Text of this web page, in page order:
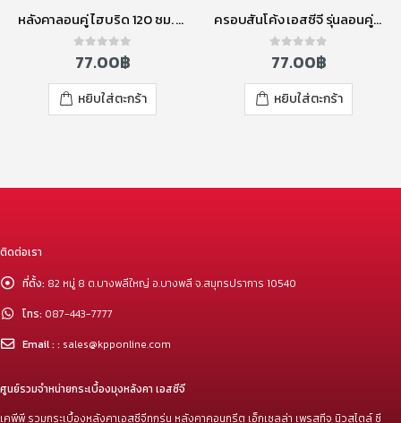
หลังคาลอนคู่ ไฮบริด 120 ซม. สีเขียวประกายมุก
out of 5
77.00฿
หยิบใส่ตะกร้า
ครอบสันโค้ง เอสซีจี รุ่นลอนคู่ ไฮบริด สีน้ำเงินประกายมุก
out of 5
77.00฿
หยิบใส่ตะกร้า
ติดต่อเรา
ที่ตั้ง: 82 หมู่ 8 ต.บางพลีใหญ่ อ.บางพลี จ.สมุทรปราการ 10540
โทร: 087-443-7777
Email : : sales@kpponline.com
ศูนย์รวมจำหน่ายกระเบื้องมุงหลังคา เอสซีจี
เคพีพี รวมกระเบื้องหลังคาเอสซีจีทุกรุ่น หลังคาคอนกรีต เอ็กเซลล่า เพรสทีจ นิวสไตล์ ซี